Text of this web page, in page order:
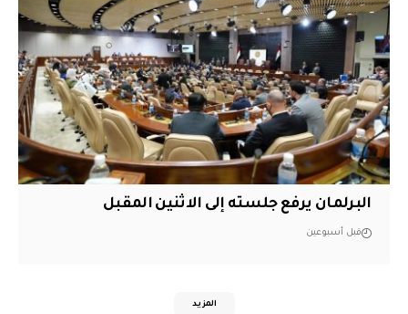
البرلمان يرفع جلسته إلى الاثنين المقبل
قبل أسبوعين
المزيد